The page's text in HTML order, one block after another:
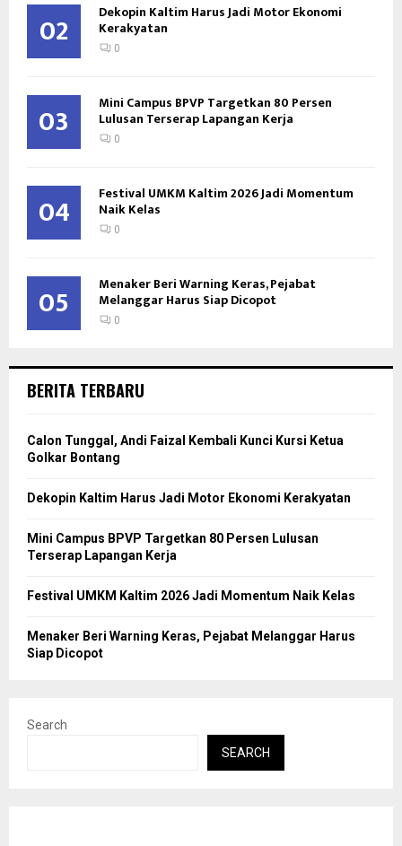
02 Dekopin Kaltim Harus Jadi Motor Ekonomi
Kerakyatan
0
03 Mini Campus BPVP Targetkan 80 Persen
Lulusan Terserap Lapangan Kerja
0
04 Festival UMKM Kaltim 2026 Jadi Momentum
Naik Kelas
0
05 Menaker Beri Warning Keras, Pejabat
Melanggar Harus Siap Dicopot
0
BERITA TERBARU
Calon Tunggal, Andi Faizal Kembali Kunci Kursi Ketua
Golkar Bontang
Dekopin Kaltim Harus Jadi Motor Ekonomi Kerakyatan
Mini Campus BPVP Targetkan 80 Persen Lulusan
Terserap Lapangan Kerja
Festival UMKM Kaltim 2026 Jadi Momentum Naik Kelas
Menaker Beri Warning Keras, Pejabat Melanggar Harus
Siap Dicopot
Search
SEARCH